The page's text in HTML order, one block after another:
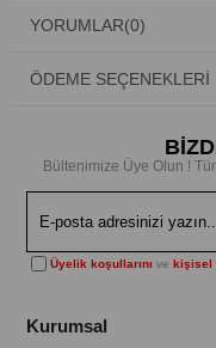
YORUMLAR(0)
ÖDEME SEÇENEKLERI
Bültenimize Üye Olun !
Üyelik koşullarını vekişisel
Kurumsal